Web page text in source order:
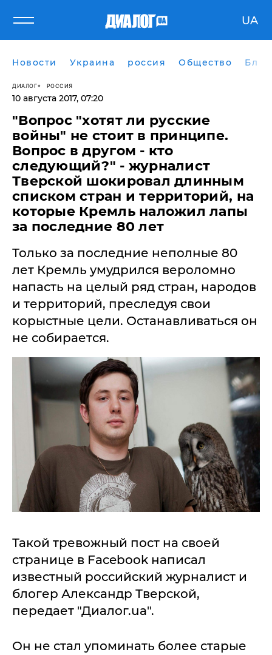
UA
Новости Украина россия Общество
ДИАЛОГ РОССИЯ
10 августа 2017, 07:20
​"Вопрос "хотят ли русские
войны" не стоит в принципе.
Вопрос в другом - кто
следующий?" - журналист
Тверской шокировал длинным
списком стран и территорий, на
которые Кремль наложил лапы
за последние 80 лет
Только за последние неполные 80
лет Кремль умудрился вероломно
напасть на целый ряд стран, народов
и территорий, преследуя свои
корыстные цели. Останавливаться он
не собирается.
Такой тревожный пост на своей
странице в Facebook написал
известный российский журналист и
блогер Александр Тверской,
передает "Диалог.ua".
Он не стал упоминать более старые